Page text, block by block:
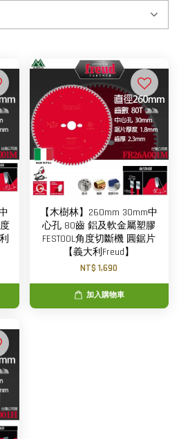
【木樹林】260mm 30mm中
心孔 80齒 鋁及軟金屬塑膠
FESTOOL角度切斷機 圓鋸片
【義大利Freud】
NT$ 1,690
加入購物車